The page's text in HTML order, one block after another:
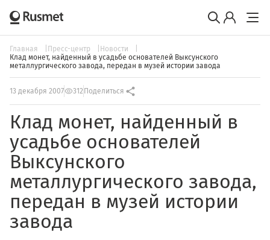
Главная Пресс-центр
Новости
Клад монет, найденный в усадьбе основателей Выксунского
металлургического завода, передан в музей истории завода
13 декабря 2007 312 Поделиться
Клад монет, найденный в
усадьбе основателей
Выксунского
металлургического завода,
передан в музей истории
завода